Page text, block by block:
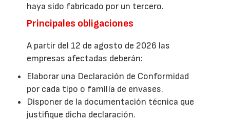
haya sido fabricado por un tercero.
Principales obligaciones
A partir del 12 de agosto de 2026 las
empresas afectadas deberán:
Elaborar una Declaración de Conformidad
por cada tipo o familia de envases.
Disponer de la documentación técnica que
justifique dicha declaración.